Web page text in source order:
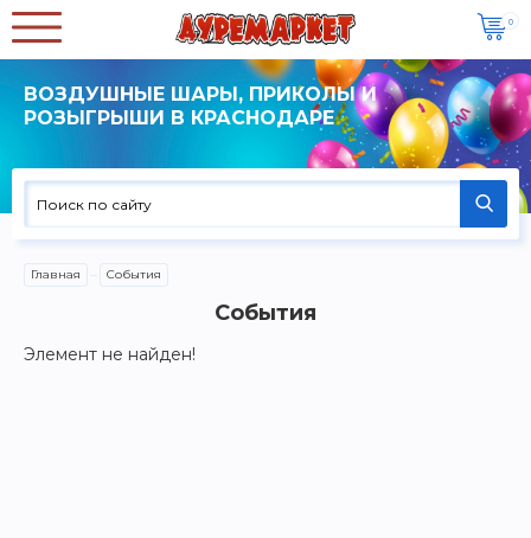
0
ВОЗДУШНЫЕ ШАРЫ, ПРИКОЛЫ И
РОЗЫГРЫШИ В КРАСНОДАРЕ
Главная События
События
Элемент не найден!